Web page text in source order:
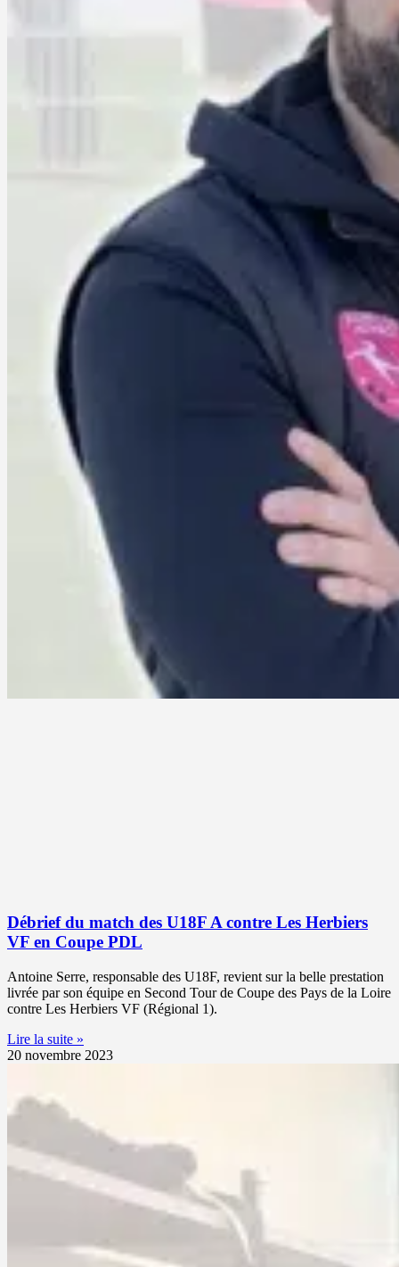
Débrief du match des U18F A contre Les Herbiers
VF en Coupe PDL
Antoine Serre, responsable des U18F, revient sur la belle prestation
livrée par son équipe en Second Tour de Coupe des Pays de la Loire
contre Les Herbiers VF (Régional 1).
Lire la suite »
20 novembre 2023